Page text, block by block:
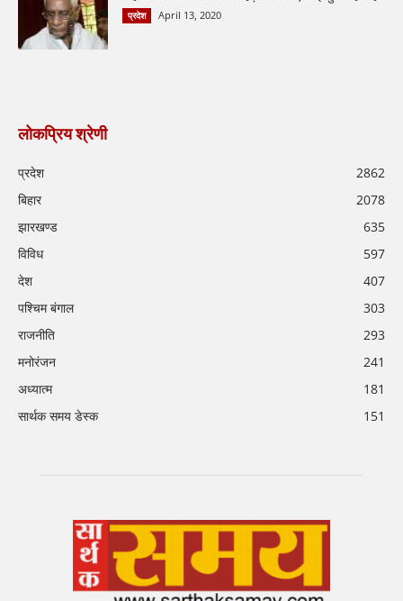
प्रदेश April 13, 2020
लोकप्रिय श्रेणी
प्रदेश
2862
बिहार
2078
झारखण्ड
635
विविध
597
देश
407
पश्चिम बंगाल
303
राजनीति
293
मनोरंजन
241
अध्यात्म
181
सार्थक समय डेस्क
151